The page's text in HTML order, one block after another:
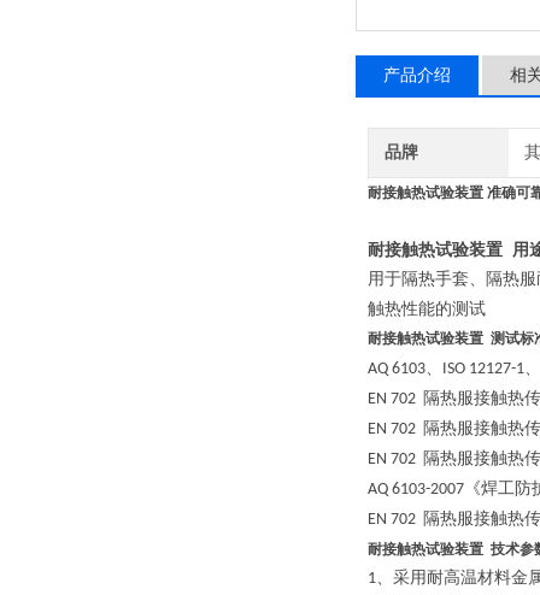
产品介绍 相
品牌
耐接触热试验装置 准确可
耐接触热试验装置 用
用于隔热手套、隔热
触热性能的测试
耐接触热试验装置 测试标
AQ 6103、 ISO 12127-1、
EN 702 隔热服接触热
EN 702 隔热服接触热
EN 702 隔热服接触热
AQ 6103-2007 《焊工
EN 702 隔热服接触热
耐接触热试验装置 技术参
1、采用耐高温材料金